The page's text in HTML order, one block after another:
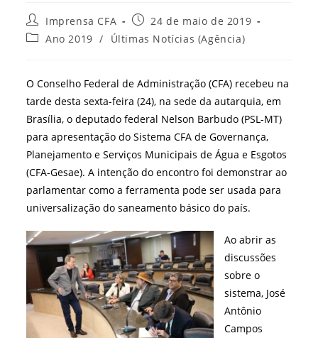
Autor
do
post:
Imprensa CFA
Post
publicado:
24 de maio de 2019
Categoria
Ano 2019 / Últimas Notícias (Agência)
O Conselho Federal de Administração (CFA) recebeu na
tarde desta sexta-feira (24), na sede da autarquia, em
Brasília, o deputado federal Nelson Barbudo (PSL-MT)
para apresentação do Sistema CFA de Governança,
Planejamento e Serviços Municipais de Água e Esgotos
(CFA-Gesae). A intenção do encontro foi demonstrar ao
parlamentar como a ferramenta pode ser usada para
universalização do saneamento básico do país.
Ao abrir as
discussões
sobre o
sistema, José
Antônio
Campos